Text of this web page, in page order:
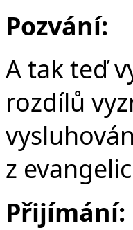
Pozvání:
A tak teď
rozdílů
z
Přijímání: